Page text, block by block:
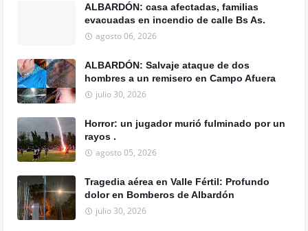
ALBARDÓN: casa afectadas, familias
evacuadas en incendio de calle Bs As.
agosto 06, 2026
ALBARDÓN: Salvaje ataque de dos
hombres a un remisero en Campo Afuera
julio 30, 2026
Horror: un jugador murió fulminado por un
rayos .
agosto 05, 2026
Tragedia aérea en Valle Fértil: Profundo
dolor en Bomberos de Albardón
julio 30, 2026